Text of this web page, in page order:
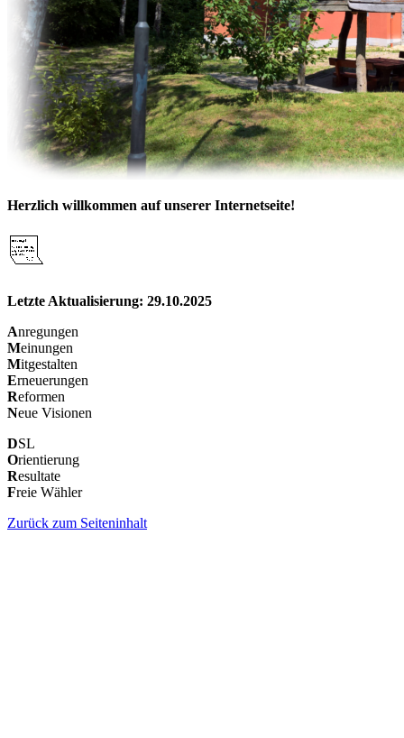
Herzlich willkommen auf unserer Internetseite!
Letzte Aktualisierung: 29.10.2025
Anregungen
Meinungen
Mitgestalten
Erneuerungen
Reformen
Neue Visionen
DSL
Orientierung
Resultate
Freie Wähler
Zurück zum Seiteninhalt